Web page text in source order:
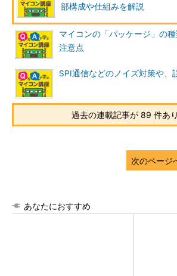
部構成や仕組みを解説
マイコンの「パッケージ」の
注意点
SPI通信などのノイズ対策や、
過去の連載記事が 89 件あ
次のページ
あなたにおすすめ